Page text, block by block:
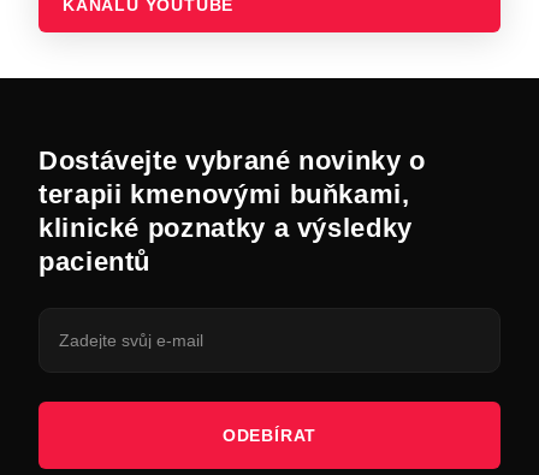
KANÁLU YOUTUBE
Dostávejte vybrané novinky o
terapii kmenovými buňkami,
klinické poznatky a výsledky
pacientů
ODEBÍRAT